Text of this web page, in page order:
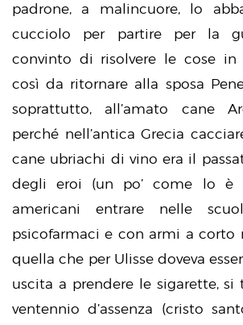
padrone, a malincuore, lo
cucciolo per partire per la
convinto di risolvere le cose in
così da ritornare alla sposa
soprattutto, all’amato cane
perché nell’antica Grecia
cane ubriachi di vino era il
degli eroi (un po’ come lo è
americani entrare nelle
psicofarmaci e con armi a corto
quella che per Ulisse doveva
uscita a prendere le sigarette, si
ventennio d’assenza (cristo